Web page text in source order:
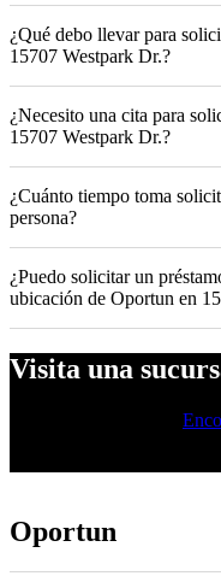
¿Qué debo llevar para
15707 Westpark Dr.?
¿Necesito una cita para
15707 Westpark Dr.?
¿Cuánto tiempo toma
persona?
¿Puedo solicitar un
ubicación de Oportun en
Visita una
Oportun